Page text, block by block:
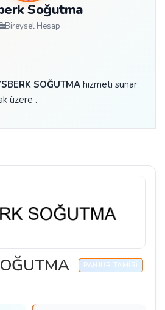
Soğutma
Bireysel Hesap
SOĞUTMA hizmeti sunar
üzere .
PANJUR TAMIRI